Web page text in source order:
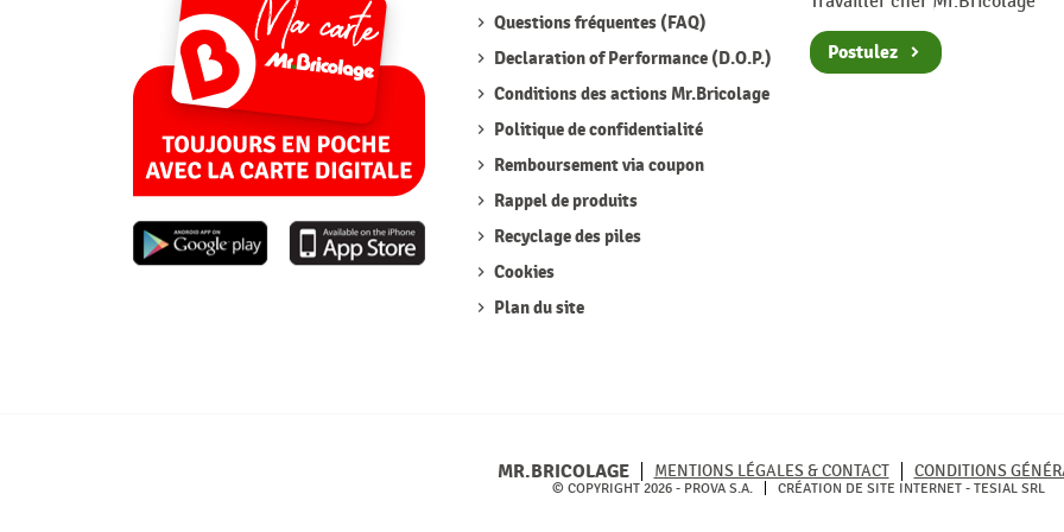
Questions fréquentes (FAQ)
Declaration of Performance (D.O.P.)
Conditions des actions Mr.Bricolage
Politique de confidentialité
Remboursement via coupon
Rappel de produits
Recyclage des piles
Cookies
Plan du site
Postulez
MR.BRICOLAGE MENTIONS LÉGALES & CONTACT CONDITIONS
© COPYRIGHT 2026 - PROVA S.A. CRÉATION DE SITE INTERNET - TESIAL SRL